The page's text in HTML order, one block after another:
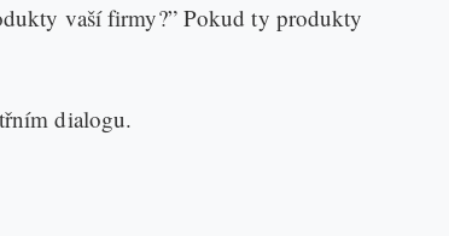
vaší firmy?” Pokud ty produkty
dialogu.